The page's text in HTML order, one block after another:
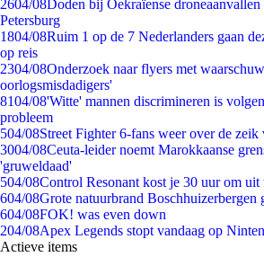
2604/08Doden bij Oekraïense
Petersburg
1804/08Ruim 1 op de 7 Nederlanders gaan
op reis
2304/08Onderzoek naar flyers met
oorlogsmisdadigers'
8104/08'Witte' mannen discrimineren is
probleem
504/08Street Fighter 6-fans weer over de
3004/08Ceuta-leider noemt Marokkaanse
'gruweldaad'
504/08Control Resonant kost je 30 uur om uit
604/08Grote natuurbrand Boschhuizerbergen
604/08FOK! was even down
204/08Apex Legends stopt vandaag op
Actieve items